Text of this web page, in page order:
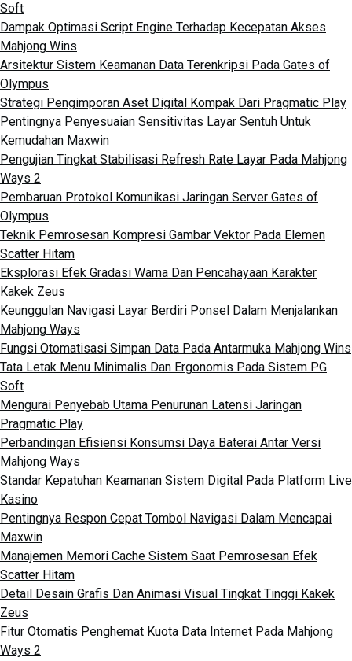
Soft
Dampak Optimasi Script Engine Terhadap Kecepatan Akses
Mahjong Wins
Arsitektur Sistem Keamanan Data Terenkripsi Pada Gates of
Olympus
Strategi Pengimporan Aset Digital Kompak Dari Pragmatic Play
Pentingnya Penyesuaian Sensitivitas Layar Sentuh Untuk
Kemudahan Maxwin
Pengujian Tingkat Stabilisasi Refresh Rate Layar Pada Mahjong
Ways 2
Pembaruan Protokol Komunikasi Jaringan Server Gates of
Olympus
Teknik Pemrosesan Kompresi Gambar Vektor Pada Elemen
Scatter Hitam
Eksplorasi Efek Gradasi Warna Dan Pencahayaan Karakter
Kakek Zeus
Keunggulan Navigasi Layar Berdiri Ponsel Dalam Menjalankan
Mahjong Ways
Fungsi Otomatisasi Simpan Data Pada Antarmuka Mahjong Wins
Tata Letak Menu Minimalis Dan Ergonomis Pada Sistem PG
Soft
Mengurai Penyebab Utama Penurunan Latensi Jaringan
Pragmatic Play
Perbandingan Efisiensi Konsumsi Daya Baterai Antar Versi
Mahjong Ways
Standar Kepatuhan Keamanan Sistem Digital Pada Platform Live
Kasino
Pentingnya Respon Cepat Tombol Navigasi Dalam Mencapai
Maxwin
Manajemen Memori Cache Sistem Saat Pemrosesan Efek
Scatter Hitam
Detail Desain Grafis Dan Animasi Visual Tingkat Tinggi Kakek
Zeus
Fitur Otomatis Penghemat Kuota Data Internet Pada Mahjong
Ways 2